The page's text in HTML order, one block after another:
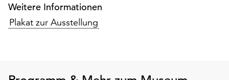
Cookies
werden
Weitere Informationen
Plakat zur Ausstellung